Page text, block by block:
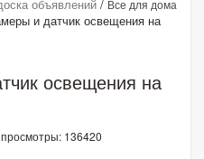
объявлений / Все для дома
и датчик освещения на
освещения на
просмотры: 136420